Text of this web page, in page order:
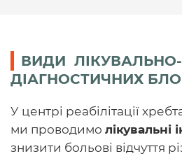
ВИДИ ЛІКУВАЛЬНО-
ДІАГНОСТИЧНИХ
У центрі реабілітації
ми проводимо лікувальні
знизити больові відчуття